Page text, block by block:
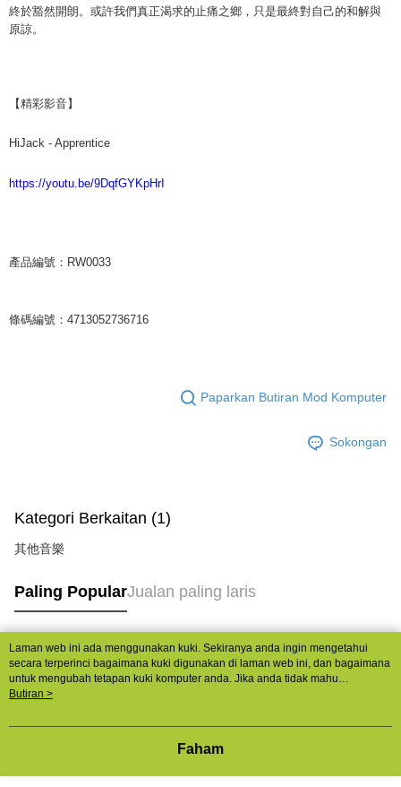
終於豁然開朗。或許我們真正渴求的止痛之鄉，只是最終對自己的和解與
原諒。
【精彩影音】
HiJack - Apprentice
https://youtu.be/9DqfGYKpHrI
產品編號：RW0033
條碼編號：4713052736716
Paparkan Butiran Mod Komputer
Sokongan
Kategori Berkaitan (1)
其他音樂
Paling PopularJualan paling laris
Tag Popular
Laman web ini ada menggunakan kuki. Sekiranya anda ingin mengetahui
secara terperinci bagaimana kuki digunakan di laman web ini, dan bagaimana
untuk mengubah tetapan kuki komputer anda. Jika anda tidak mahu
menggunakan kuki di komputer anda, sila rujuk penerangan mengenai kuki.
mengetahui secara terperinci bagaimana kuki digunakan di laman web ini,
mahu menggunakan kuki di komputer anda, sila rujuk penerangan mengenai
Butiran >
Faham